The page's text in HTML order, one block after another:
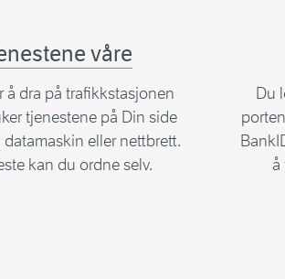
våre
å dra på trafikkstasjonen
tjenestene på Din side
eller nettbrett.
kan du ordne selv.
Du
å